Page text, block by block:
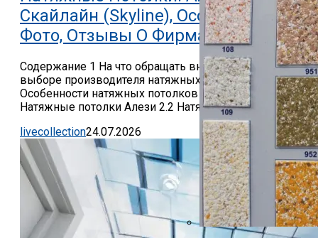
Скайлайн (Skyline), Особенности,
Фото, Отзывы О Фирмах
Содержание 1 На что обращать внимание при
выборе производителя натяжных потолков 2
Особенности натяжных потолков разных фирм 2.1
Натяжные потолки Алези 2.2 Натяжные потолки...
livecollection24.07.2026